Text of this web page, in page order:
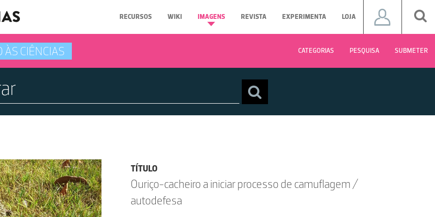
RECURSOS WIKI IMAGENS REVISTA EXPERIMENTA LOJA
ÀS CIÊNCIAS CATEGORIAS PESQUISA SUBMETER
TÍTULO
Ouriço-cacheiro a iniciar processo de camuflagem /
autodefesa